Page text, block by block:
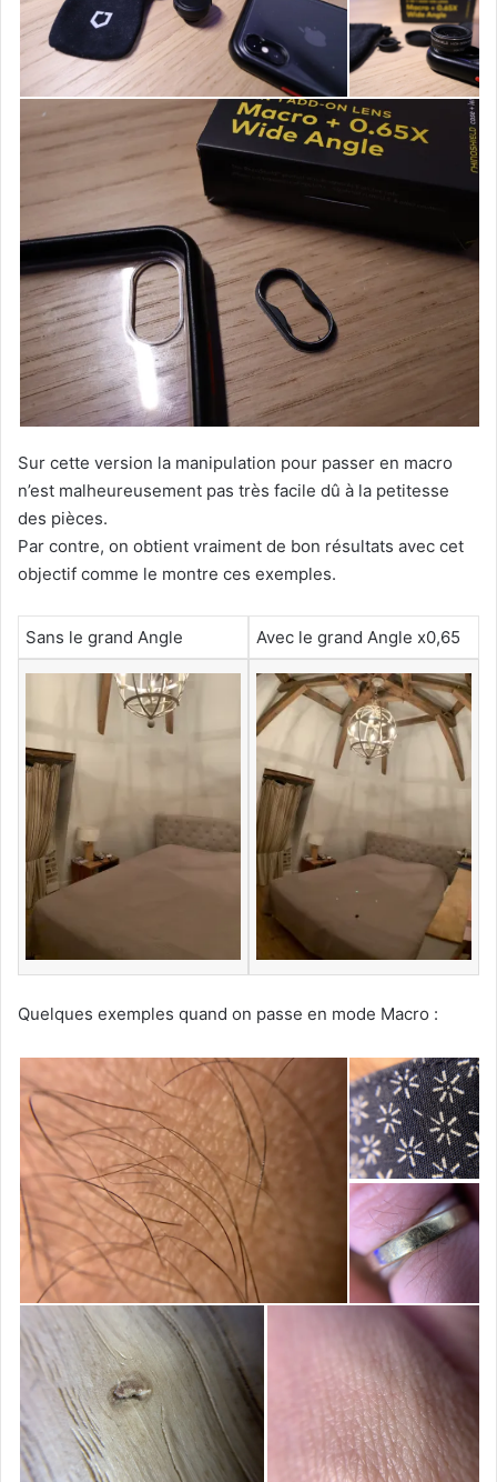
Sur cette version la manipulation pour passer en macro
n’est malheureusement pas très facile dû à la petitesse
des pièces.
Par contre, on obtient vraiment de bon résultats avec cet
objectif comme le montre ces exemples.
Sans le grand Angle Avec le grand Angle x0,65
Quelques exemples quand on passe en mode Macro :